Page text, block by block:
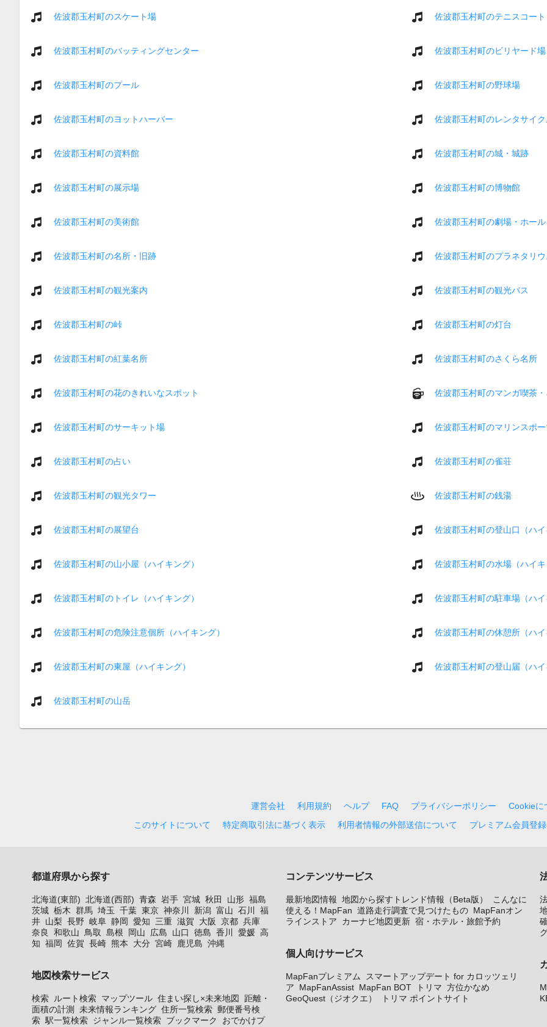
佐波郡玉村町のスケート場 佐波郡玉村町のテニスコート
佐波郡玉村町のバッティングセンター 佐波郡玉村町のビリヤード場
佐波郡玉村町のプール 佐波郡玉村町の野球場
佐波郡玉村町のヨットハーバー 佐波郡玉村町のレンタサイ
佐波郡玉村町の資料館 佐波郡玉村町の城・城跡
佐波郡玉村町の展示場 佐波郡玉村町の博物館
佐波郡玉村町の美術館 佐波郡玉村町の劇場・ホール
佐波郡玉村町の名所・旧跡 佐波郡玉村町のプラネタリ
佐波郡玉村町の観光案内 佐波郡玉村町の観光バス
佐波郡玉村町の峠 佐波郡玉村町の灯台
佐波郡玉村町の紅葉名所 佐波郡玉村町のさくら名所
佐波郡玉村町の花のきれいなスポット 佐波郡玉村町のマンガ喫茶
佐波郡玉村町のサーキット場 佐波郡玉村町のマリンスポ
佐波郡玉村町の占い 佐波郡玉村町の雀荘
佐波郡玉村町の観光タワー 佐波郡玉村町の銭湯
佐波郡玉村町の展望台 佐波郡玉村町の登山口（ハ
佐波郡玉村町の山小屋（ハイキング） 佐波郡玉村町の水場（ハイ
佐波郡玉村町のトイレ（ハイキング） 佐波郡玉村町の駐車場（ハ
佐波郡玉村町の危険注意個所（ハイキング） 佐波郡玉村町の休憩所（ハ
佐波郡玉村町の東屋（ハイキング） 佐波郡玉村町の登山届（ハ
佐波郡玉村町の山岳
運営会社 利用規約 ヘルプ FAQ プライバシーポリシー
Cookieに
このサイトについて
特定商取引法に基づく表示 利用者情報の外部送信について プレミアム会員登
都道府県から探す
北海道(東部) 北海道(西部) 青森 岩手 宮城 秋田 山形 福島
茨城 栃木 群馬 埼玉 千葉 東京 神奈川 新潟 富山 石川
福
井 山梨 長野 岐阜 静岡 愛知 三重 滋賀 大阪 京都 兵庫
奈良
和歌山 鳥取 島根 岡山 広島 山口 徳島 香川 愛媛 高
知 福岡 佐賀 長崎 熊本 大分 宮崎 鹿児島 沖縄
地図検索サービス
検索 ルート検索 マップツール 住まい探し×未来地図
距離・
面積の計測 未来情報ランキング 住所一覧検索 郵便番号検
索 駅一覧検索 ジャンル一覧検索 ブックマーク
おでかけプ
コンテンツサービス
最新地図情報 地図から探すトレンド情報（Beta版）
こんなに
使える！MapFan 道路走行調査で見つけたもの MapFanオン
ラインストア
カーナビ地図更新 宿・ホテル・旅館予約
個人向けサービス
MapFanプレミアム
スマートアップデート for カロッツェリ
ア
MapFanAssist MapFan BOT トリマ 方位かなめ
GeoQuest（ジオクエ）
トリマ ポイントサイト